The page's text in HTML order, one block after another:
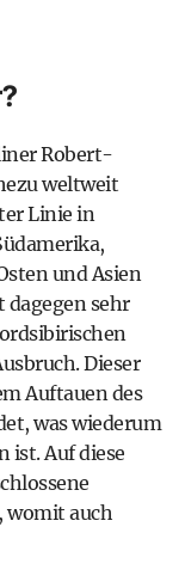
Robert-
weltweit
Linie in
und Asien
sehr
Dieser
Auftauen des
was wiederum
ist. Auf diese
womit auch